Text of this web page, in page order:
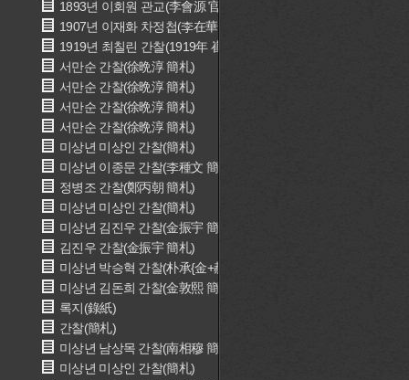
1893년 이회원 관교(李會源 官敎)
1907년 이재화 차정첩(李在華 差定帖)
1919년 최칠린 간찰(1919年 崔七隣 簡札)
서만순 간찰(徐晩淳 簡札)
서만순 간찰(徐晩淳 簡札)
서만순 간찰(徐晩淳 簡札)
서만순 간찰(徐晩淳 簡札)
미상년 미상인 간찰(簡札)
미상년 이종문 간찰(李種文 簡札)
정병조 간찰(鄭丙朝 簡札)
미상년 미상인 간찰(簡札)
미상년 김진우 간찰(金振宇 簡札)
김진우 간찰(金振宇 簡札)
미상년 박승혁 간찰(朴承{金+赫} 簡札)
미상년 김돈희 간찰(金敦熙 簡札)
록지(錄紙)
간찰(簡札)
미상년 남상목 간찰(南相穆 簡札)
미상년 미상인 간찰(簡札)